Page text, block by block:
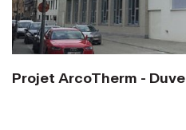
Projet ArcoTherm - Duvel